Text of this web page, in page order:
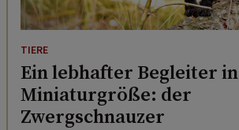
TIERE
Ein lebhafter Begleiter in
Miniaturgröße: der
Zwergschnauzer